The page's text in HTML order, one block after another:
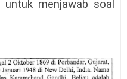
menjawab soal